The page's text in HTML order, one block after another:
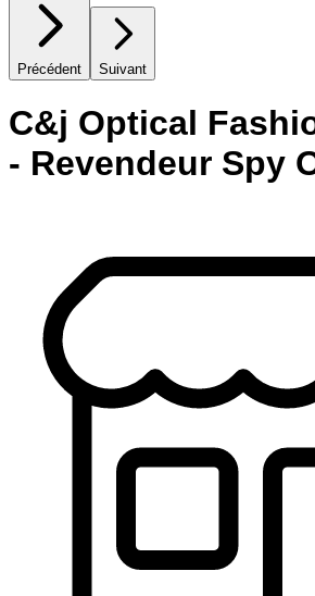
Précédent Suivant
C&j Optical
- Revendeur Spy